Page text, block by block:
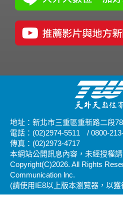
地址：新北市三重區重新路二段
電話：(02)2974-5511
/ 0800-
傳真：(02)2973-4717
本網站公開訊息內容，未經授權
Copyright(C)2026. All Rights
Communication lnc.
(請使用IE8以上版本瀏覽器，以